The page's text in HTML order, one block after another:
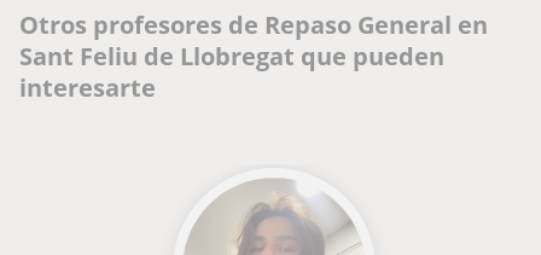
Otros profesores de Repaso General en
Sant Feliu de Llobregat que pueden
interesarte